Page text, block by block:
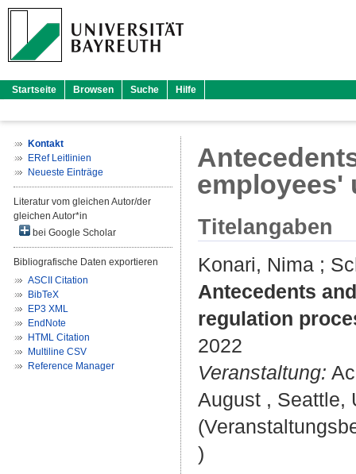
Startseite Browsen Suche Hilfe
Kontakt
ERef Leitlinien
Neueste Einträge
Literatur vom gleichen Autor/der
gleichen Autor*in
bei Google Scholar
Bibliografische Daten exportieren
ASCII Citation
BibTeX
EP3 XML
EndNote
HTML Citation
Multiline CSV
Reference Manager
employees'
Titelangaben
Konari, Nima ;
Antecedents
regulation
2022
Veranstaltung:
August , Seattle,
)